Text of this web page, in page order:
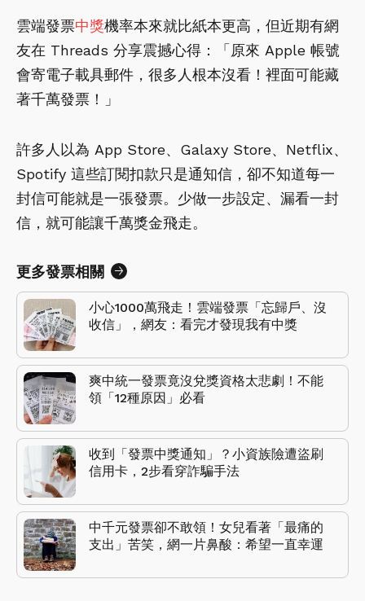
雲端發票中獎機率本來就比紙本更高，但近期有網
友在 Threads 分享震撼心得：「原來 Apple 帳號
會寄電子載具郵件，很多人根本沒看！裡面可能藏
著千萬發票！」
許多人以為 App Store、Galaxy Store、Netflix、
Spotify 這些訂閱扣款只是通知信，卻不知道每一
封信可能就是一張發票。少做一步設定、漏看一封
信，就可能讓千萬獎金飛走。
更多發票相關
小心1000萬飛走！雲端發票「忘歸戶、沒
收信」，網友：看完才發現我有中獎
爽中統一發票竟沒兌獎資格太悲劇！不能
領「12種原因」必看
收到「發票中獎通知」？小資族險遭盜刷
信用卡，2步看穿詐騙手法
中千元發票卻不敢領！女兒看著「最痛的
支出」苦笑，網一片鼻酸：希望一直幸運